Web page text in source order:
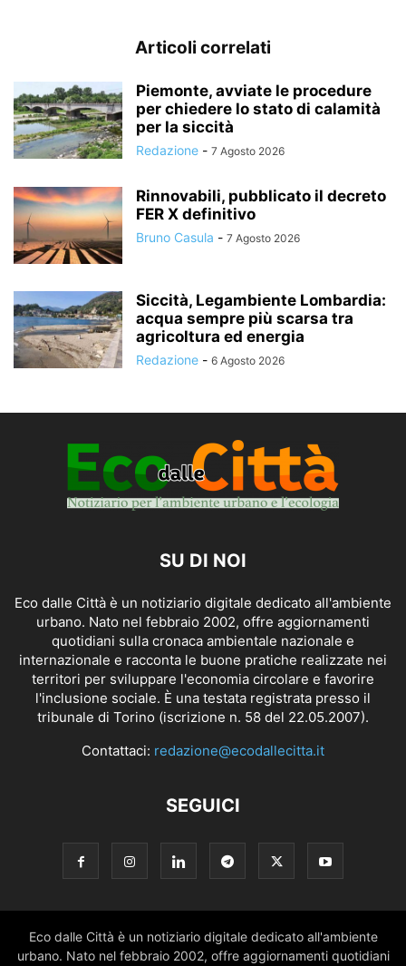
Articoli correlati
Piemonte, avviate le procedure
per chiedere lo stato di calamità
per la siccità
Redazione - 7 Agosto 2026
Rinnovabili, pubblicato il decreto
FER X definitivo
Bruno Casula - 7 Agosto 2026
Siccità, Legambiente Lombardia:
acqua sempre più scarsa tra
agricoltura ed energia
Redazione - 6 Agosto 2026
SU DI NOI
Eco dalle Città è un notiziario digitale dedicato all'ambiente
urbano. Nato nel febbraio 2002, offre aggiornamenti
quotidiani sulla cronaca ambientale nazionale e
internazionale e racconta le buone pratiche realizzate nei
territori per sviluppare l'economia circolare e favorire
l'inclusione sociale. È una testata registrata presso il
tribunale di Torino (iscrizione n. 58 del 22.05.2007).
Contattaci: redazione@ecodallecitta.it
SEGUICI
Eco dalle Città è un notiziario digitale dedicato all'ambiente
urbano. Nato nel febbraio 2002, offre aggiornamenti quotidiani